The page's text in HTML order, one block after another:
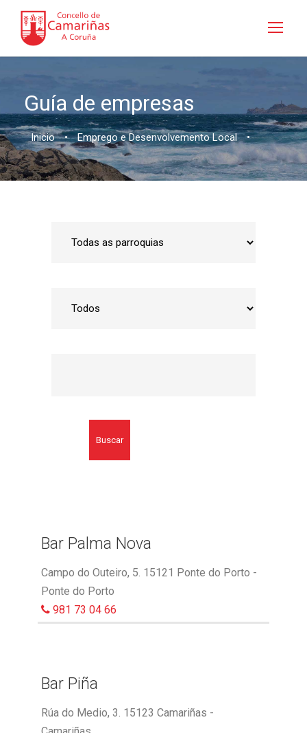
Guía de empresas
Inicio • Emprego e Desenvolvemento Local •
Buscar
Bar Palma Nova
Campo do Outeiro, 5. 15121 Ponte do Porto -
Ponte do Porto
981 73 04 66
Bar Piña
Rúa do Medio, 3. 15123 Camariñas -